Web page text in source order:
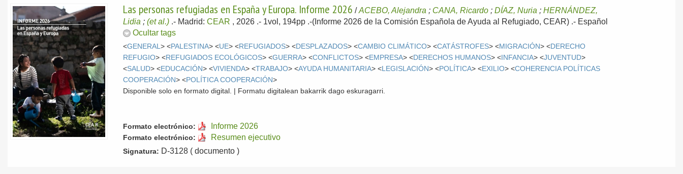
Las personas refugiadas en España y Europa. Informe 2026 /ACEBO, Alejandra ; CANA, Ricardo ;DÍAZ, Nuria ;HERNÁNDEZ,
Lidia ;(et al.) .- Madrid:CEAR , 2026 .- 1vol, 194pp .-(Informe 2026 de la Comisión Española de Ayuda al Refugiado, CEAR) .- Español
Ocultar tags
<GENERAL> <PALESTINA> <UE> <REFUGIADOS> <DESPLAZADOS> <CAMBIO CLIMÁTICO> <CATÁSTROFES> <MIGRACIÓN> <DERECHO
REFUGIO> <REFUGIADOS ECOLÓGICOS> <GUERRA> <CONFLICTOS> <EMPRESA> <DERECHOS HUMANOS> <INFANCIA> <JUVENTUD>
<SALUD> <EDUCACIÓN> <VIVIENDA> <TRABAJO> <AYUDA HUMANITARIA> <LEGISLACIÓN> <POLÍTICA> <EXILIO> <COHERENCIA POLÍTICAS
COOPERACIÓN> <POLÍTICA COOPERACIÓN>
Disponible solo en formato digital. | Formatu digitalean bakarrik dago eskuragarri.
Formato electrónico: Informe 2026
Formato electrónico: Resumen ejecutivo
Signatura: D-3128 ( documento )